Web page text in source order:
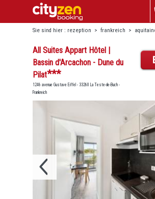
Sie sind hier : rezeption > frankreich >
buch>all suites appart hôtel | bassin
All Suites Appart Hôtel |
Bassin d'Arcachon - Dune du
Pilat***
1246 avenue Gustave Eiffel - 33260 La Teste-de-Buch -
Frankreich